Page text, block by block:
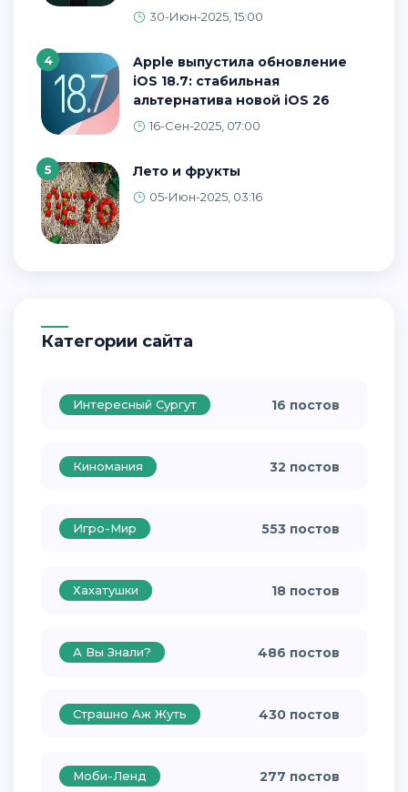
30-Июн-2025, 15:00
4
Apple выпустила обновление
iOS 18.7: стабильная
альтернатива новой iOS 26
16-Сен-2025, 07:00
5 Лето и фрукты
05-Июн-2025, 03:16
Категории сайта
Интересный Сургут 16 постов
Киномания 32 постов
Игро-Мир 553 постов
Хахатушки 18 постов
А Вы Знали? 486 постов
Страшно Аж Жуть 430 постов
Моби-Ленд 277 постов